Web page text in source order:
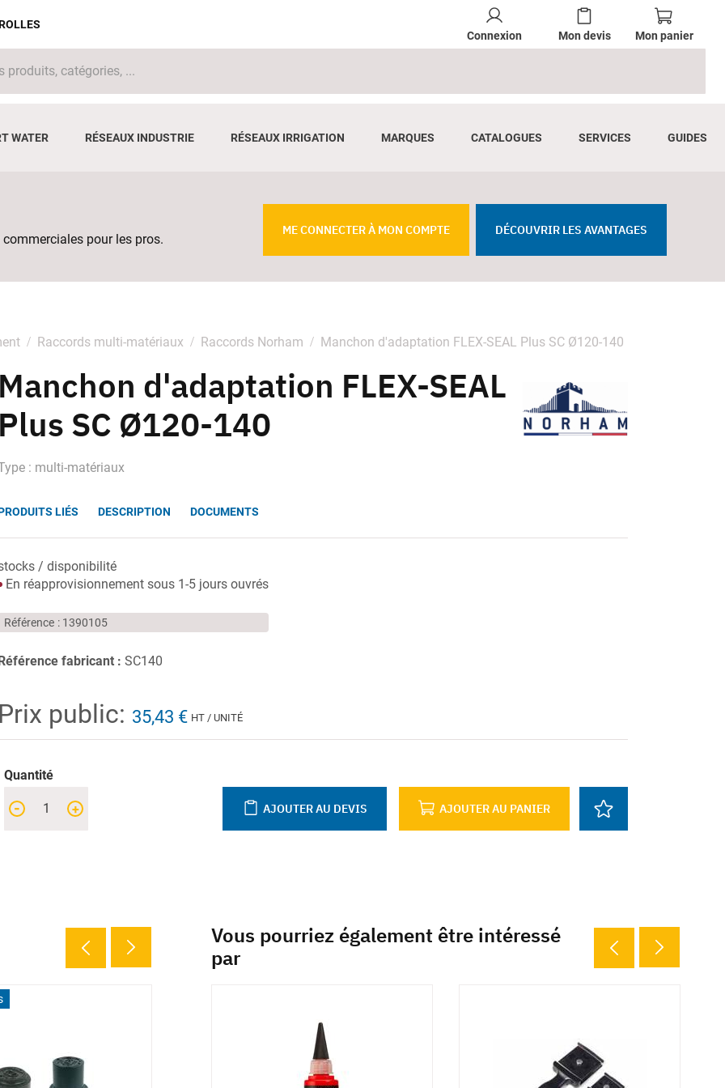
Connexion Mon devis Mon panier
WATER RÉSEAUX INDUSTRIE RÉSEAUX IRRIGATION MARQUES CATALOGUES SERVICES GUIDES
pour les pros.
ME CONNECTER À MON COMPTE DÉCOUVRIR LES AVANTAGES
Raccords multi-matériaux Raccords Norham Manchon d'adaptation FLEX-SEAL Plus SC Ø120-140
Manchon d'adaptation FLEX-SEAL
Plus SC Ø120-140
: multi-matériaux
LIÉS DESCRIPTION DOCUMENTS
/ disponibilité
En réapprovisionnement sous 1-5 jours ouvrés
Référence 1390105
fabricant : SC140
Prix public: 35,43 € HT / UNITÉ
Quantité
+
- AJOUTER AU PANIER
AJOUTER AU DEVIS
Vous pourriez également être intéressé
par